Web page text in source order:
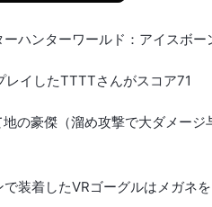
ハンターワールド：アイスボ
レイしたTTTTさんがスコア71
の豪傑（溜め攻撃で大ダメー
装着したVRゴーグルはメガネ